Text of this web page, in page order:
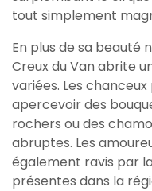
tout simplement
En plus de sa beauté
Creux du Van abrite
variées. Les
apercevoir des
rochers ou des
abruptes. Les
également ravis par
présentes dans la